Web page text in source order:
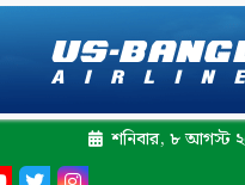
শনিবার, ৮ আগস্ট